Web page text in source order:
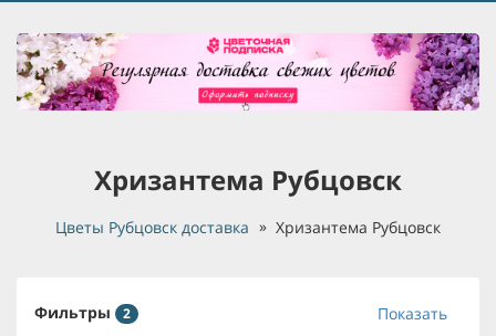
Хризантема Рубцовск
Цветы Рубцовск доставка Хризантема Рубцовск
Фильтры 2 Показать